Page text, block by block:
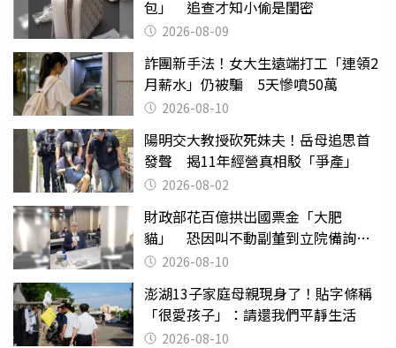
包」 追查才知小偷是閨密
2026-08-09
詐團新手法！女大生遠端打工「連領2
月薪水」仍被騙 5天慘噴50萬
2026-08-10
陽明交大教授砍死妹夫！岳母追思首
發聲 揭11年經營真相駁「爭產」
2026-08-02
財政部花百億拱出國票金「大肥
貓」 恐因叫不動副董到立院備詢惹
議 2026-08-10
澎湖13子家庭母親現身了！貼字條稱
「很愛孩子」：請還我們平靜生活
2026-08-10